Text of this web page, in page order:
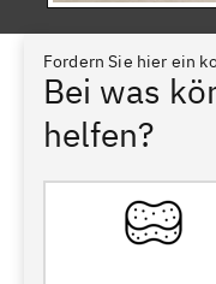
Fordern Sie hier ein
Bei was
helfen?